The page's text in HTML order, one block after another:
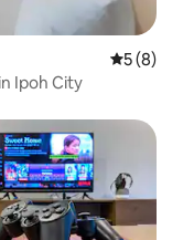
5 (8)
Ipoh City